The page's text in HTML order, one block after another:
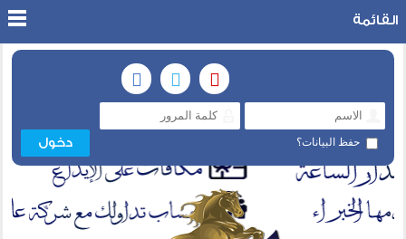
حفظ البيانات؟
القائمة